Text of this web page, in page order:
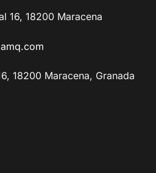
16, 18200 Maracena
18200 Maracena, Granada